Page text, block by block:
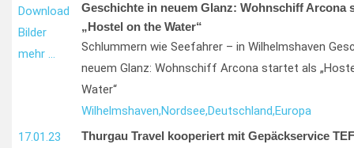
Download
Bilder
mehr …
Geschichte in neuem Glanz: Wohnschiff Arcona
„Hostel on the Water“
Schlummern wie Seefahrer – in Wilhelmshaven
neuem Glanz: Wohnschiff Arcona startet als
Water“
Wilhelmshaven,Nordsee,Deutschland,Europa
17.01.23
Thurgau Travel kooperiert mit Gepäckservice